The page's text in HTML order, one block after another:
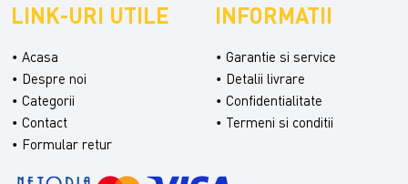
LINK-URI UTILE
Acasa
Despre noi
Categorii
Contact
Formular retur
INFORMATII
Garantie si service
Detalii livrare
Confidentialitate
Termeni si conditii